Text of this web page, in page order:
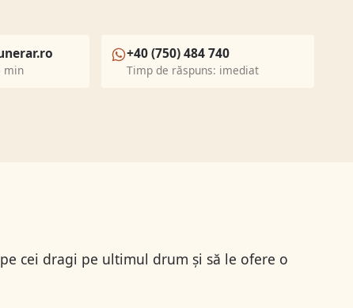
min
+40 (750) 484 740
Timp de răspuns: imediat
cei dragi pe ultimul drum și să le ofere o